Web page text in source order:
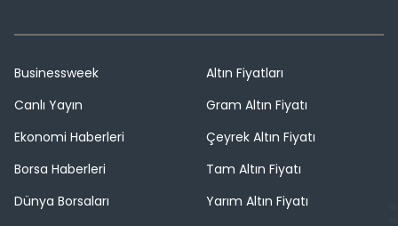
Businessweek
Canlı Yayın
Ekonomi Haberleri
Borsa Haberleri
Dünya Borsaları
Altın Fiyatları
Gram Altın Fiyatı
Çeyrek Altın Fiyatı
Tam Altın Fiyatı
Yarım Altın Fiyatı